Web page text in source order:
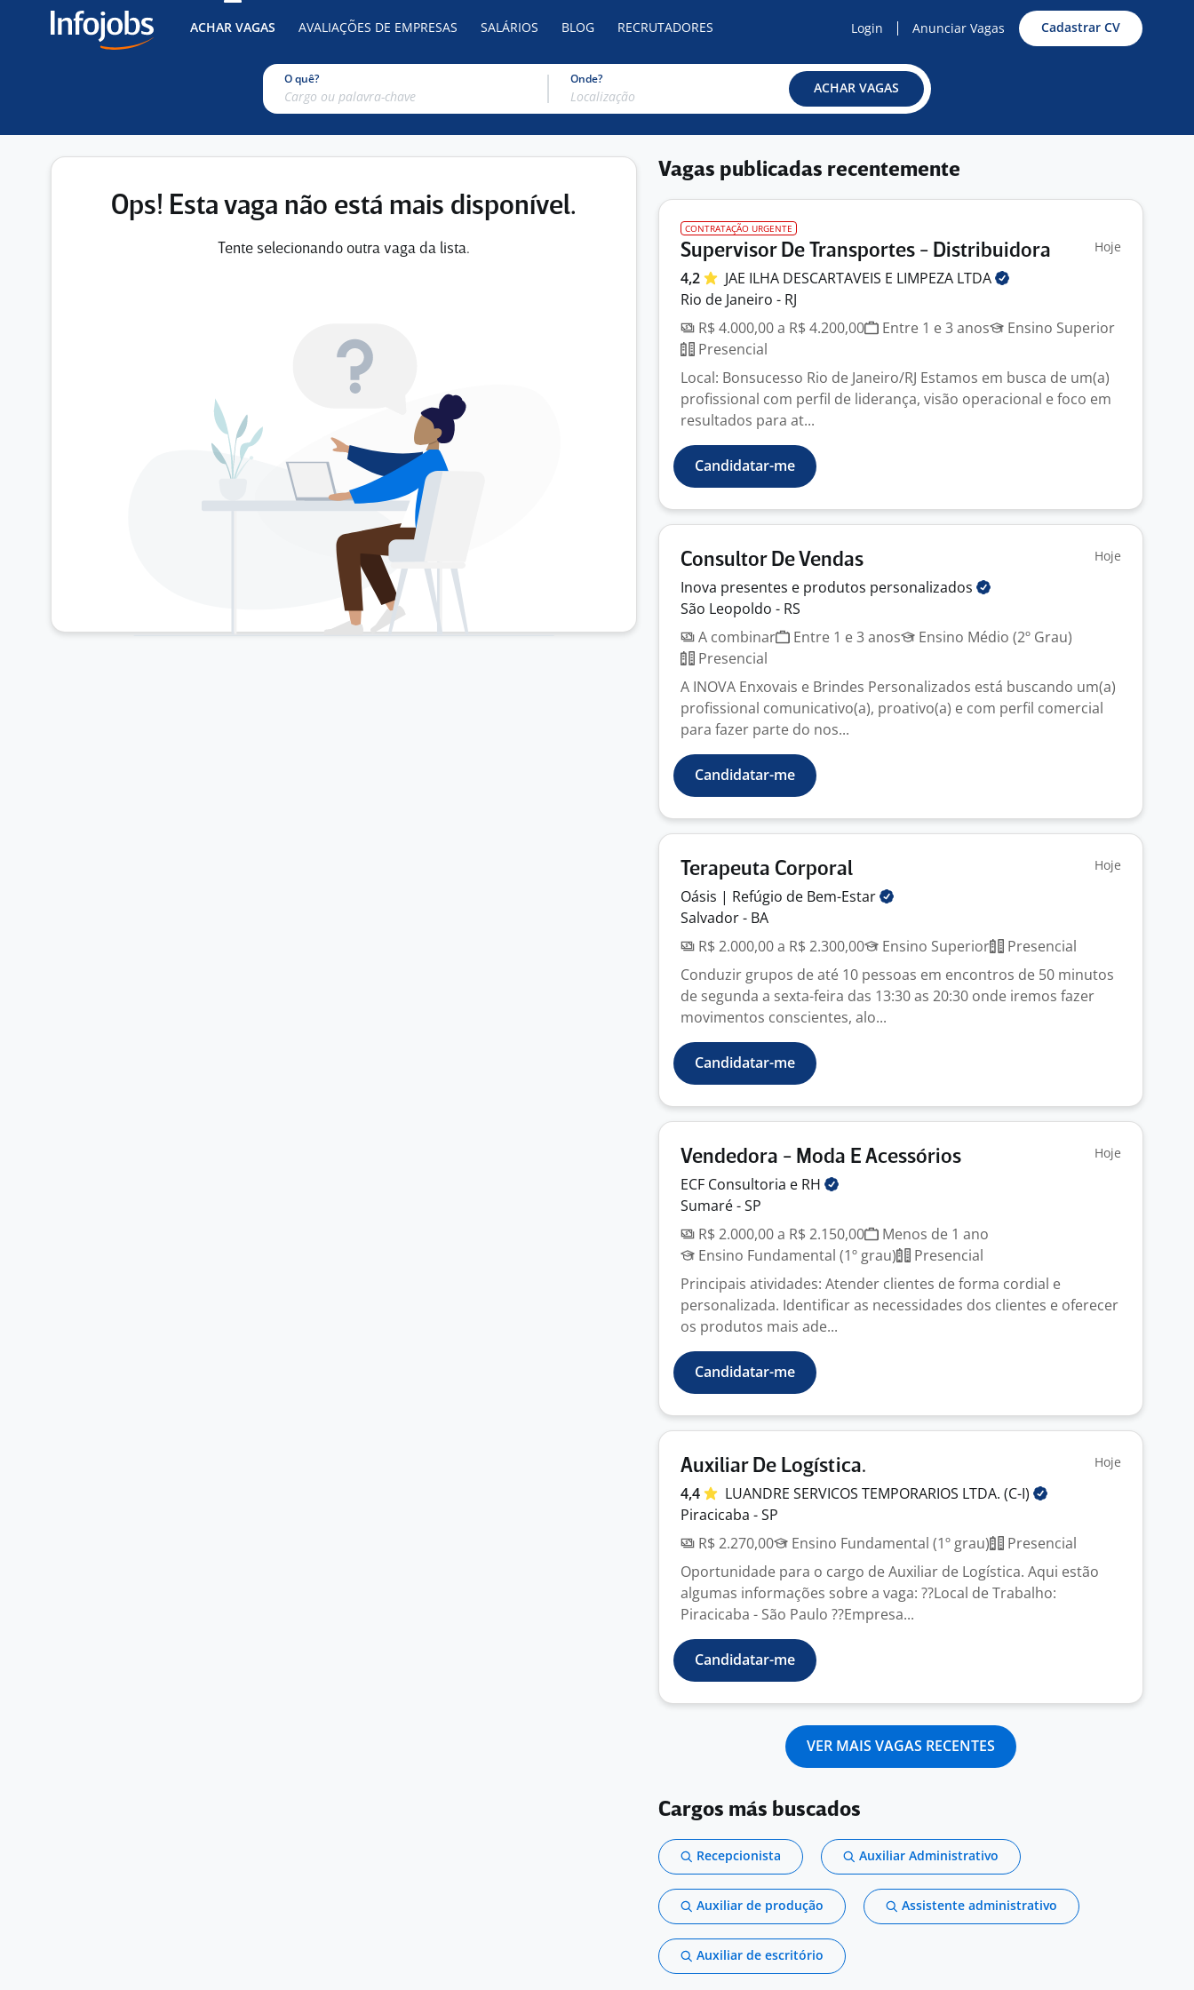
ACHAR VAGAS AVALIAÇÕES DE EMPRESAS SALÁRIOS BLOG RECRUTADORES Login Anunciar Vagas Cadastrar CV
O quê? Onde?
ACHAR VAGAS
Ops! Esta vaga não está mais disponível.
Tente selecionando outra vaga da lista.
Vagas publicadas recentemente
CONTRATAÇÃO URGENTE
Supervisor De Transportes - Distribuidora Hoje
4,2 JAE ILHA DESCARTAVEIS E LIMPEZA LTDA
Rio de Janeiro - RJ
R$ 4.000,00 a R$ 4.200,00
Entre 1 e 3 anos
Ensino Superior
Presencial
Local: Bonsucesso Rio de Janeiro/RJ Estamos em busca de um(a)
profissional com perfil de liderança, visão operacional e foco em
resultados para at...
Candidatar-me
Consultor De Vendas Hoje
Inova presentes e produtos personalizados
São Leopoldo - RS
A combinar
Entre 1 e 3 anos
Ensino Médio (2º Grau)
Presencial
A INOVA Enxovais e Brindes Personalizados está buscando um(a)
profissional comunicativo(a), proativo(a) e com perfil comercial
para fazer parte do nos...
Candidatar-me
Terapeuta Corporal Hoje
Oásis | Refúgio de Bem-Estar
Salvador - BA
R$ 2.000,00 a R$ 2.300,00
Ensino Superior
Presencial
Conduzir grupos de até 10 pessoas em encontros de 50 minutos
de segunda a sexta-feira das 13:30 as 20:30 onde iremos fazer
movimentos conscientes, alo...
Candidatar-me
Vendedora - Moda E Acessórios Hoje
ECF Consultoria e RH
Sumaré - SP
R$ 2.000,00 a R$ 2.150,00
Menos de 1 ano
Ensino Fundamental (1º grau)
Presencial
Principais atividades: Atender clientes de forma cordial e
personalizada. Identificar as necessidades dos clientes e oferecer
os produtos mais ade...
Candidatar-me
Auxiliar De Logística. Hoje
4,4 LUANDRE SERVICOS TEMPORARIOS LTDA. (C-I)
Piracicaba - SP
R$ 2.270,00
Ensino Fundamental (1º grau)
Presencial
Oportunidade para o cargo de Auxiliar de Logística. Aqui estão
algumas informações sobre a vaga: ??Local de Trabalho:
Piracicaba - São Paulo ??Empresa...
Candidatar-me
VER MAIS VAGAS RECENTES
Cargos más buscados
Recepcionista Auxiliar Administrativo
Auxiliar de produção Assistente administrativo
Auxiliar de escritório